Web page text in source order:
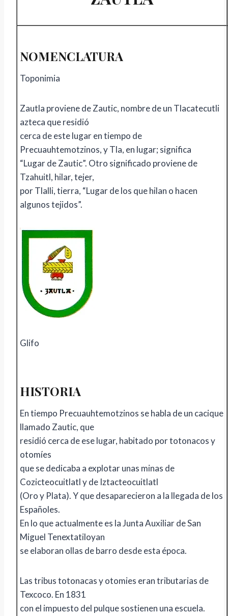
NOMENCLATURA
Toponimia
Zautla proviene de Zautic, nombre de un Tlacatecutli
azteca que residió
cerca de este lugar en tiempo de
Precuauhtemotzinos, y Tla, en lugar; significa
“Lugar de Zautic”. Otro significado proviene de
Tzahuitl, hilar, tejer,
por Tlalli, tierra, “Lugar de los que hilan o hacen
algunos tejidos”.
Glifo
HISTORIA
En tiempo Precuauhtemotzinos se habla de un cacique
llamado Zautic, que
residió cerca de ese lugar, habitado por totonacos y
otomíes
que se dedicaba a explotar unas minas de
Cozicteocuitlatl y de Iztacteocuitlatl
(Oro y Plata). Y que desaparecieron a la llegada de los
Españoles.
En lo que actualmente es la Junta Auxiliar de San
Miguel Tenextatiloyan
se elaboran ollas de barro desde esta época.
Las tribus totonacas y otomies eran tributarias de
Texcoco. En 1831
con el impuesto del pulque sostienen una escuela.